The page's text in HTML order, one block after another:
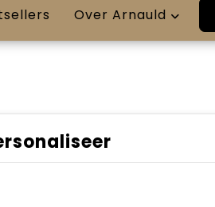
Over Arnauld